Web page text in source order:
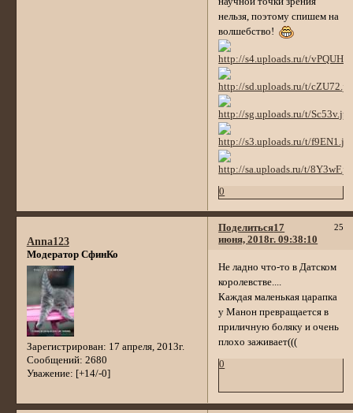
нельзя, поэтому спишем на
волшебство!
0
Поделиться 25
17
июня, 2018г. 09:38:10
Anna123
Модератор СфинКо
Зарегистрирован: 17 апреля, 2013г.
Сообщений: 2680
Уважение: [+14/-0]
Не ладно что-то в Датском
королевстве....
Каждая маленькая царапка
у Манон превращается в
приличную боляку и очень
плохо заживает(((
0